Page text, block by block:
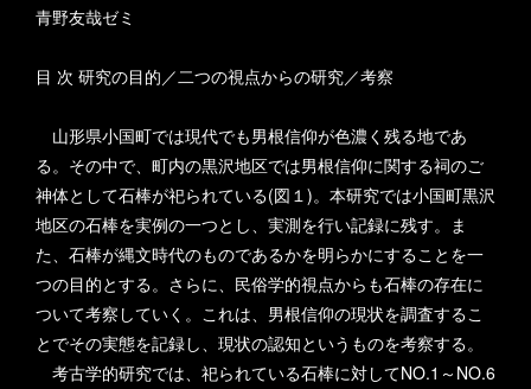
青野友哉ゼミ
目 次 研究の目的／二つの視点からの研究／考察
山形県小国町では現代でも男根信仰が色濃く残る地であ
る。その中で、町内の黒沢地区では男根信仰に関する祠のご
神体として石棒が祀られている(図１)。本研究では小国町黒沢
地区の石棒を実例の一つとし、実測を行い記録に残す。ま
た、石棒が縄文時代のものであるかを明らかにすることを一
つの目的とする。さらに、民俗学的視点からも石棒の存在に
ついて考察していく。これは、男根信仰の現状を調査するこ
とでその実態を記録し、現状の認知というものを考察する。
考古学的研究では、祀られている石棒に対してNO.1～NO.6